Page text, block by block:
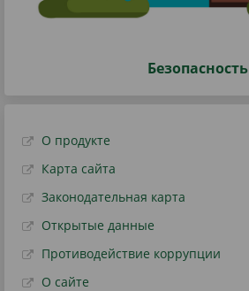
Безопасность
О продукте
Карта сайта
Законодательная карта
Открытые данные
Противодействие коррупции
О сайте